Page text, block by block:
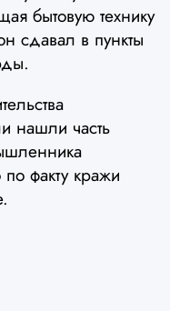
бытовую технику
сдавал в пункты
нашли часть
факту кражи